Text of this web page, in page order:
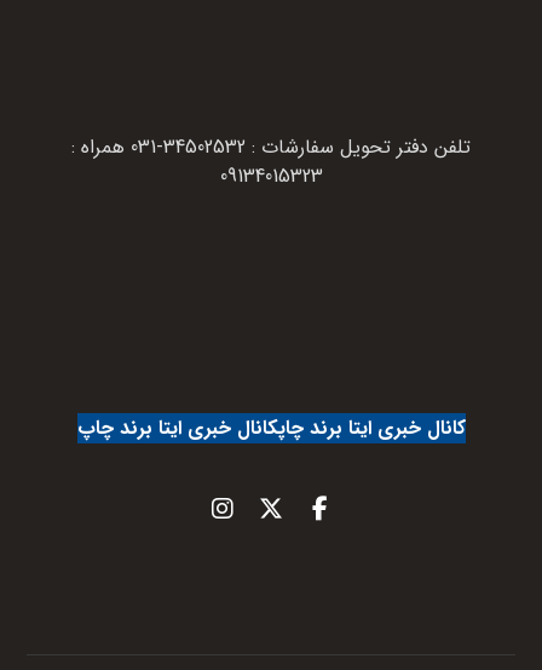
تلفن دفتر تحویل سفارشات : 34502532-031 همراه :
09134015323
کانال خبری ایتا برند چاپکانال خبری ایتا برند چاپ